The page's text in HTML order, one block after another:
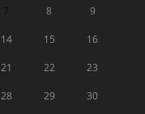
8 9
14 15 16
21 22 23
28 29 30